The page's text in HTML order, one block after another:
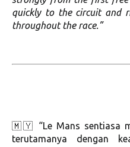
quickly to the circuit and
throughout the race.”
🇲🇾 “Le Mans sentiasa
terutamanya dengan